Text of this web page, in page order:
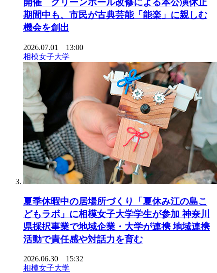
開催 グリーンホール改修による本公演休止
期間中も、市民が古典芸能「能楽」に親しむ
機会を創出
2026.07.01 13:00
相模女子大学
夏季休暇中の居場所づくり「夏休み江の島こ
どもラボ」に相模女子大学学生が参加 神奈川
県採択事業で地域企業・大学が連携 地域連携
活動で責任感や対話力を育む
2026.06.30 15:32
相模女子大学